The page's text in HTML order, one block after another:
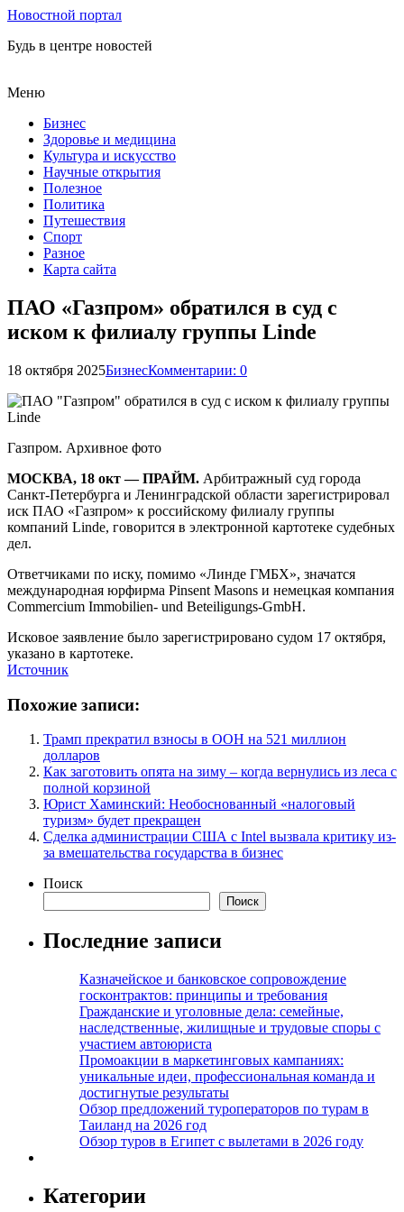
Новостной портал
Будь в центре новостей
Меню
Бизнес
Здоровье и медицина
Культура и искусство
Научные открытия
Полезное
Политика
Путешествия
Спорт
Разное
Карта сайта
ПАО «Газпром» обратился в суд с
иском к филиалу группы Linde
18 октября 2025БизнесКомментарии: 0
Газпром. Архивное фото
МОСКВА, 18 окт — ПРАЙМ. Арбитражный суд города
Санкт-Петербурга и Ленинградской области зарегистрировал
иск ПАО «Газпром» к российскому филиалу группы
компаний Linde, говорится в электронной картотеке судебных
дел.
Ответчиками по иску, помимо «Линде ГМБХ», значатся
международная юрфирма Pinsent Masons и немецкая компания
Commercium Immobilien- und Beteiligungs-GmbH.
Исковое заявление было зарегистрировано судом 17 октября,
указано в картотеке.
Источник
Похожие записи:
Трамп прекратил взносы в ООН на 521 миллион
долларов
Как заготовить опята на зиму – когда вернулись из леса с
полной корзиной
Юрист Хаминский: Необоснованный «налоговый
туризм» будет прекращен
Сделка администрации США с Intel вызвала критику из-
за вмешательства государства в бизнес
Поиск
Поиск
Последние записи
Казначейское и банковское сопровождение
госконтрактов: принципы и требования
Гражданские и уголовные дела: семейные,
наследственные, жилищные и трудовые споры с
участием автоюриста
Промоакции в маркетинговых кампаниях:
уникальные идеи, профессиональная команда и
достигнутые результаты
Обзор предложений туроператоров по турам в
Таиланд на 2026 год
Обзор туров в Египет с вылетами в 2026 году
Категории